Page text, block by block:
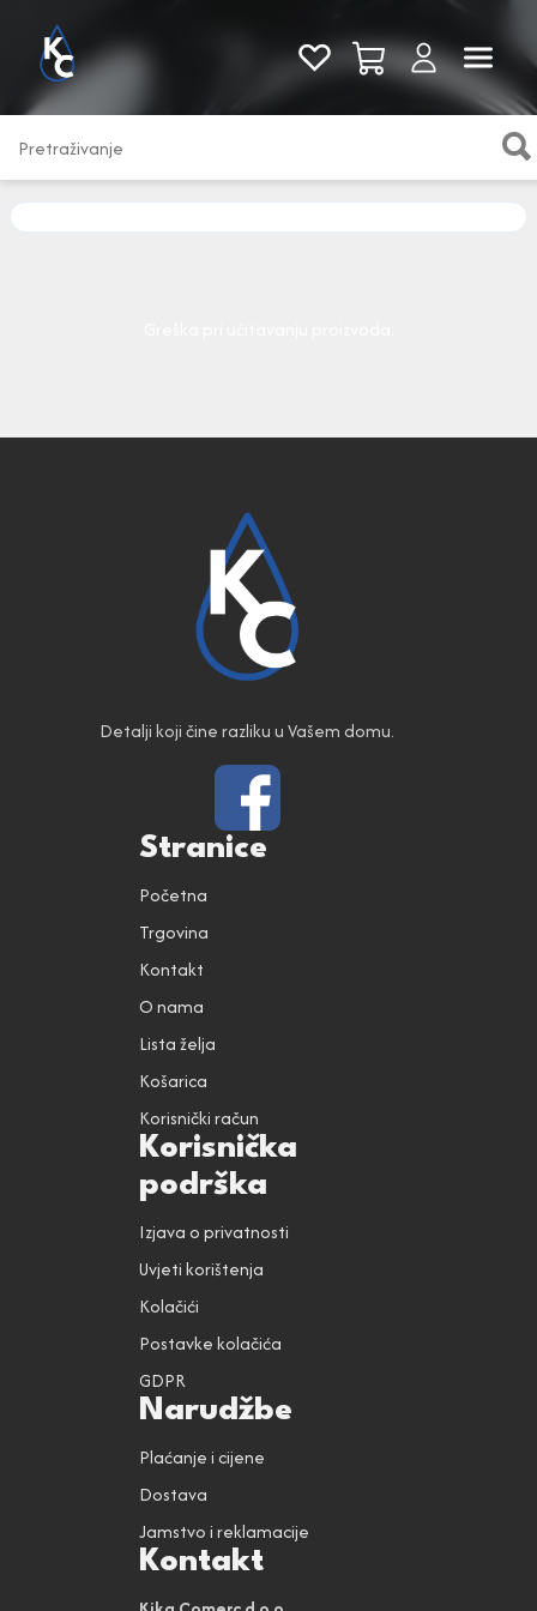
Pogledaj sve
Detalji koji čine razliku u Vašem domu.
Stranice
Početna
Trgovina
Kontakt
O nama
Lista želja
Košarica
Korisnički račun
Korisnička
podrška
Izjava o privatnosti
Uvjeti korištenja
Kolačići
Postavke kolačića
GDPR
Narudžbe
Plaćanje i cijene
Dostava
Jamstvo i reklamacije
Kontakt